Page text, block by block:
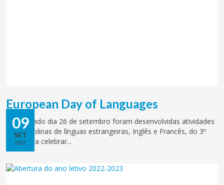
09
SET
2022
European Day of Languages
No passado dia 26 de setembro foram desenvolvidas atividades
nas disciplinas de línguas estrangeiras, Inglês e Francês, do 3º
ciclo, para celebrar...